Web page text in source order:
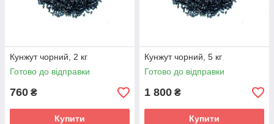
Кунжут чорний, 2 кг
Готово до відправки
760 ₴
Купити
Кунжут чорний, 5 кг
Готово до відправки
1 800 ₴
Купити